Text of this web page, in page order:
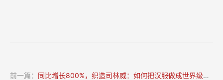
前一篇： 同比增长800%，织造司林威：如何把汉服做成世界级时尚品牌？